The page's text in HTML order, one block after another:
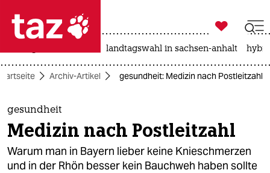
 taz zahl ich
taz zahl ich
themen
politik
öko

taz zahl ich
landtagswahl in sachsen-anhalt
Archiv-Artikel gesundheit: Medizin nach Postleitzahl
gesundheit
Medizin nach Postleitzahl
Warum man in Bayern lieber keine Knieschmerzen
und in der Rhön besser kein Bauchweh haben sollte